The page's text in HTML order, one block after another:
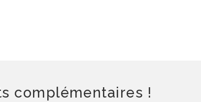
complémentaires !